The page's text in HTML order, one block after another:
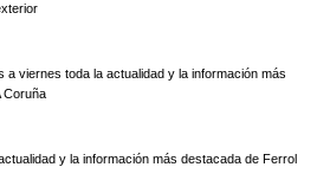
a viernes toda la actualidad y la información más
Coruña
y la información más destacada de Ferrol